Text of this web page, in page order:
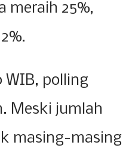
meraih 25%,
WIB, polling
Meski jumlah
masing-masing